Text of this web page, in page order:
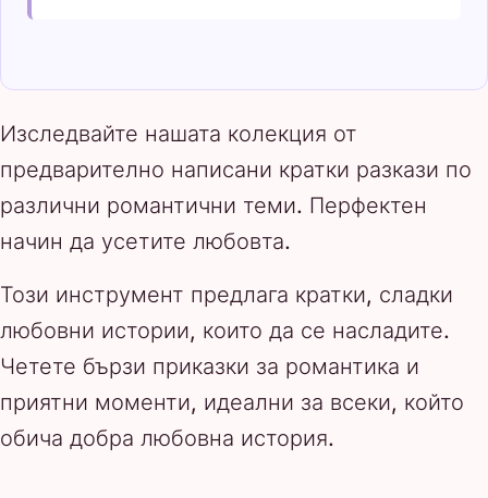
Изследвайте нашата колекция от
предварително написани кратки разкази по
различни романтични теми. Перфектен
начин да усетите любовта.
Този инструмент предлага кратки, сладки
любовни истории, които да се насладите.
Четете бързи приказки за романтика и
приятни моменти, идеални за всеки, който
обича добра любовна история.